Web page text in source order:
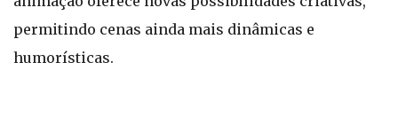
permitindo cenas ainda mais dinâmicas e
humorísticas.